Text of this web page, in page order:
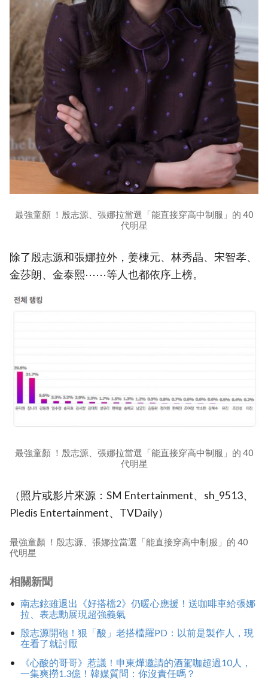
最強童顏 ！殷志源、張娜拉當選「能直接穿高中制服」的 40
代明星
除了殷志源和張娜拉外，姜棟元、林秀晶、宋智孝、
金莎朗、金泰熙⋯⋯等人也都依序上榜。
最強童顏 ！殷志源、張娜拉當選「能直接穿高中制服」的 40
代明星
（照片或影片來源：SM Entertainment、sh_9513、
Pledis Entertainment、TVDaily）
最強童顏 ！殷志源、張娜拉當選「能直接穿高中制服」的 40
代明星
相關新聞
南志鉉雖退出《好搭檔2》仍暖心應援！送咖啡車給張娜
拉、表志勳展現超強義氣
殷志源開砲！狠「酸」老搭檔羅PD：以前是製作人，現
在看了就討厭
《心酸的哥哥》惹議！申東燁邀請的酒駕咖超過10人，
一集爽撈1.3億！韓媒質問：你沒責任嗎？